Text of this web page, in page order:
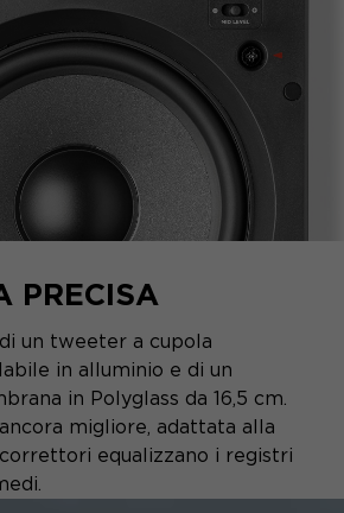
PRECISA
un tweeter a cupola
in alluminio e di un
in Polyglass da 16,5 cm.
migliore, adattata alla
equalizzano i registri